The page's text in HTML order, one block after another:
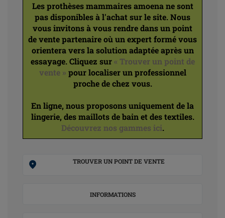
Les prothèses mammaires amoena ne sont
pas disponibles à l'achat sur le site. Nous
vous invitons à vous rendre dans un point
de vente partenaire où un expert formé vous
orientera vers la solution adaptée après un
essayage. Cliquez sur« Trouver un point de
vente » pour localiser un professionnel
proche de chez vous.
En ligne, nous proposons uniquement de la
lingerie, des maillots de bain et des textiles.
Découvrez nos gammes ici.
TROUVER UN POINT DE VENTE
INFORMATIONS